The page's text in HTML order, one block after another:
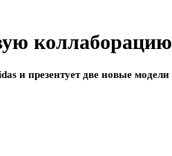
коллаборацию
и презентует две новые модели